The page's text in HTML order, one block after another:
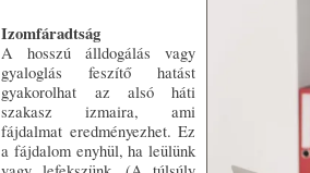
Izomfáradtság
A hosszú álldogálás vagy
gyaloglás feszítő hatást
gyakorolhat az alsó háti
szakasz izmaira, ami
fájdalmat eredményezhet. Ez
a fájdalom enyhül, ha leülünk